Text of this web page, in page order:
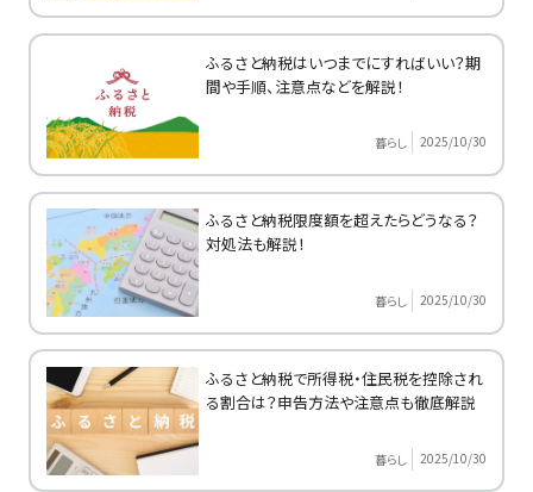
ふるさと納税はいつまでにすればいい？期
間や手順、注意点などを解説！
暮らし 2025/10/30
ふるさと納税限度額を超えたらどうなる？
対処法も解説！
暮らし 2025/10/30
ふるさと納税で所得税・住民税を控除され
る割合は？申告方法や注意点も徹底解説
暮らし 2025/10/30